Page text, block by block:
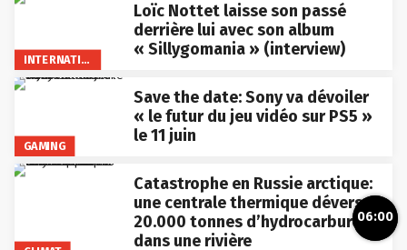
INTERNATIONAL
Loïc Nottet laisse son passé
derrière lui avec son album
« Sillygomania » (interview)
GAMING
Save the date: Sony va dévoiler
« le futur du jeu vidéo sur PS5 »
le 11 juin
Catastrophe en Russie arctique:
une centrale thermique déverse
20.000 tonnes d’hydrocarbures
dans une rivière
06:00